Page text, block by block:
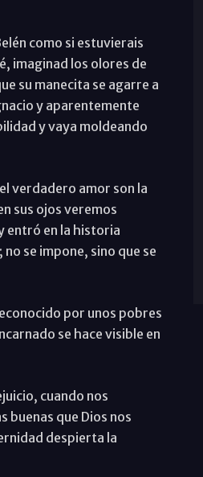
como si estuvierais
imaginad los olores de
su manecita se agarre a
y aparentemente
y vaya moldeando
verdadero amor son la
sus ojos veremos
entró en la historia
se impone, sino que se
por unos pobres
se hace visible en
cuando nos
buenas que Dios nos
despierta la